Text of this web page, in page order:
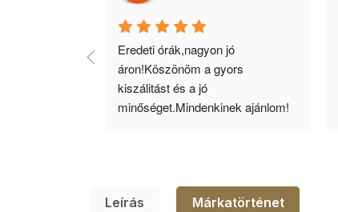
Eredeti órák,nagyon jó
áron!Köszönöm a gyors
kiszálitást és a jó
minőséget.Mindenkinek ajánlom!
Leírás Márkatörténet